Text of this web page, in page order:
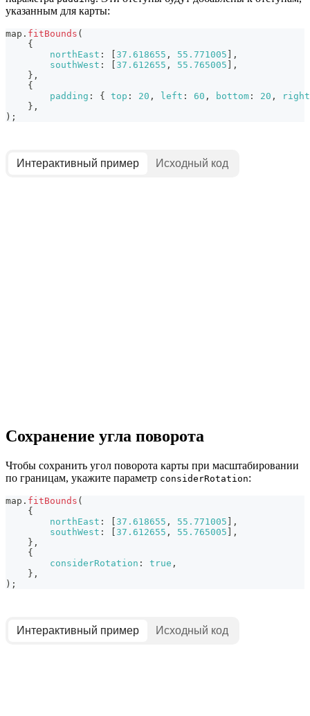
указанным для карты:
map . fitBounds (
{
northEast : [ 37.618655 , 55.771005 ] ,
southWest : [ 37.612655 , 55.765005 ] ,
} ,
{
padding : { top : 20 , left : 60 , bottom : 20 ,
right
} ,
) ;
Интерактивный пример Исходный код
Сохранение угла поворота
Чтобы сохранить угол поворота карты при масштабировании
по границам, укажите параметр considerRotation:
map . fitBounds (
{
northEast : [ 37.618655 , 55.771005 ] ,
southWest : [ 37.612655 , 55.765005 ] ,
} ,
{
considerRotation : true ,
} ,
) ;
Интерактивный пример Исходный код